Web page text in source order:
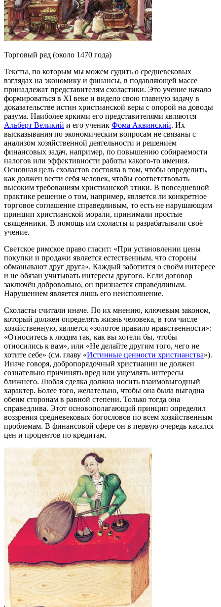
Торговый ряд (около 1470 года)
Тексты, по которым мы можем судить о средневековых
взглядах на экономику и финансы, в подавляющей массе
принадлежат представителям схоластики. Это учение начало
формироваться в XI веке и видело свою главную задачу в
доказательстве истин христианской веры с опорой на доводы
разума. Наиболее яркими его представителями являются
Альберт Великий и его ученик Фома Аквинский. Их
высказывания по экономическим вопросам не связаны с
анализом хозяйственной деятельности и решением
финансовых задач, например, по повышению собираемости
налогов или эффективности работы какого-то имения.
Основная цель схоластов состояла в том, чтобы определить,
как должен вести себя человек, чтобы соответствовать
высоким требованиям христианской этики. В повседневной
практике решение о том, например, является ли конкретное
торговое соглашение справедливым, то есть не нарушающим
принцип христианской морали, принимали простые
священники. В помощь им схоласты и разрабатывали своё
учение.
Светское римское право гласит: «При установлении цены
покупки и продажи является естественным, что стороны
обманывают друг друга». Каждый заботится о своём интересе
и не обязан учитывать интересы другого. Если договор
заключён добровольно, он признается справедливым.
Нарушением является лишь его неисполнение.
Схоласты считали иначе. По их мнению, ключевым законом,
который должен определять жизнь человека, в том числе
хозяйственную, является «золотое правило нравственности»:
«Относитесь к людям так, как вы хотели бы, чтобы
относились к вам», или «Не делайте другим того, чего не
хотите себе» (см. главу «Истинные ценности христианства»).
Иначе говоря, добропорядочный христианин не должен
сознательно причинять вред или ущемлять интересы
ближнего. Любая сделка должна носить взаимовыгодный
характер. Более того, желательно, чтобы она была выгодна
обеим сторонам в равной степени. Только тогда она
справедлива. Этот основополагающий принцип определил
воззрения средневековых богословов по всем хозяйственным
проблемам. В финансовой сфере он в первую очередь касался
цен и процентов по кредитам.